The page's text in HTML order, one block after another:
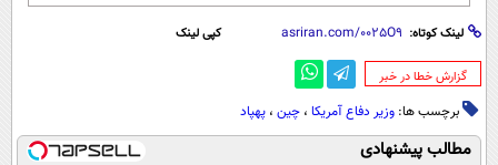
لینک کوتاه: کپی لینک
‌گزارش خطا در خبر
برچسب ها: وزیر دفاع آمریکا ، چین ، پهپاد
مطالب پیشنهادی